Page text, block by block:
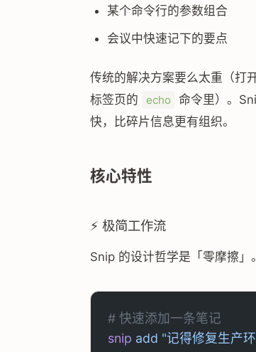
某个命令行的参数组合
会议中快速记下的要点
传统的解决方案要么太重（打
标签页的
echo 命令里）。
快，比碎片信息更有组织。
核心特性
⚡ 极简工作流
Snip 的设计哲学是「零摩擦
# 快速添加一条笔记
snip add "记得修复生产